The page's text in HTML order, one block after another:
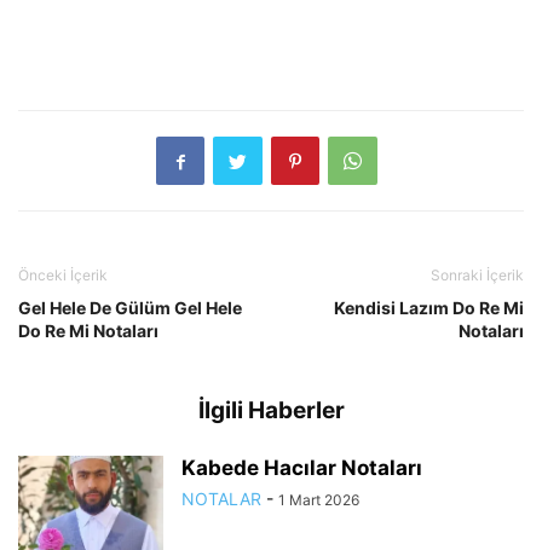
Önceki İçerik
Gel Hele De Gülüm Gel Hele
Do Re Mi Notaları
Sonraki İçerik
Kendisi Lazım Do Re Mi
Notaları
İlgili Haberler
Kabede Hacılar Notaları
NOTALAR - 1 Mart 2026